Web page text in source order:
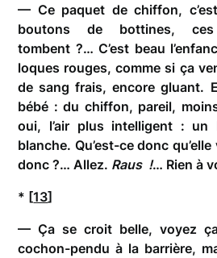
— Ce paquet de chiffon,
boutons de bottines,
tombent ?… C’est beau
loques rouges, comme si ça
de sang frais, encore gluant.
bébé : du chiffon, pareil,
oui, l’air plus intelligent : un
blanche. Qu’est-ce donc
donc ?… Allez. Raus !… Rien à
* [13]
— Ça se croit belle, voyez
cochon-pendu à la barrière,